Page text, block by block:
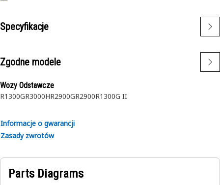
wysokim poziomie drgań w małych i dużych maszynach.
2) Światła Cat można zamontować także w innych
ramach modernizacji starszych maszyn.
Zastosowania:
Zaprojektowane do użytku w ekstremalnie trudnych
Specyfikacje
Zgodne modele
Wozy Odstawcze
R1300GR3000HR2900GR2900R1300G II
Informacje o gwarancji
Zasady zwrotów
Parts Diagrams